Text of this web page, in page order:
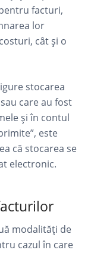
facturi,
lor
cât și o
stocarea
care au fost
și în contul
este
că stocarea se
electronic.
modalități de
cazul în care